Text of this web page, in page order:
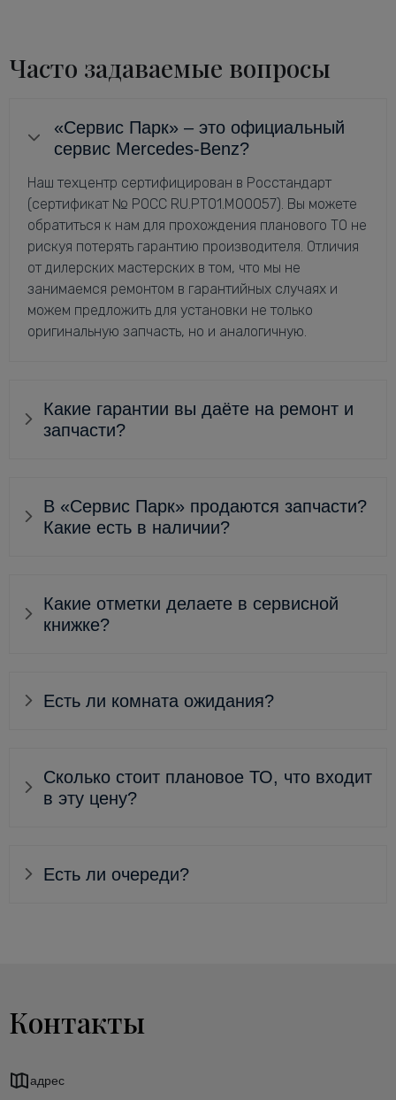
Часто задаваемые вопросы
«Сервис Парк» – это официальный
сервис Mercedes-Benz?
Наш техцентр сертифицирован в Росстандарт
(сертификат № РОСС RU.РТ01.М00057). Вы можете
обратиться к нам для прохождения планового ТО не
рискуя потерять гарантию производителя. Отличия
от дилерских мастерских в том, что мы не
занимаемся ремонтом в гарантийных случаях и
можем предложить для установки не только
оригинальную запчасть, но и аналогичную.
Какие гарантии вы даёте на ремонт и
запчасти?
В «Сервис Парк» продаются запчасти?
Какие есть в наличии?
Какие отметки делаете в сервисной
книжке?
Есть ли комната ожидания?
Сколько стоит плановое ТО, что входит
в эту цену?
Есть ли очереди?
Контакты
адрес